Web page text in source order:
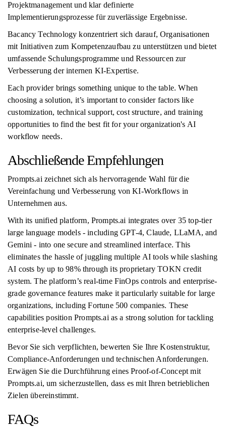
Projektmanagement und klar definierte
Implementierungsprozesse für zuverlässige Ergebnisse.
Bacancy Technology konzentriert sich darauf, Organisationen
mit Initiativen zum Kompetenzaufbau zu unterstützen und bietet
umfassende Schulungsprogramme und Ressourcen zur
Verbesserung der internen KI-Expertise.
Each provider brings something unique to the table. When
choosing a solution, it’s important to consider factors like
customization, technical support, cost structure, and training
opportunities to find the best fit for your organization's AI
workflow needs.
Abschließende Empfehlungen
Prompts.ai zeichnet sich als hervorragende Wahl für die
Vereinfachung und Verbesserung von KI-Workflows in
Unternehmen aus.
With its unified platform, Prompts.ai integrates over 35 top-tier
large language models - including GPT-4, Claude, LLaMA, and
Gemini - into one secure and streamlined interface. This
eliminates the hassle of juggling multiple AI tools while slashing
AI costs by up to 98% through its proprietary TOKN credit
system. The platform’s real-time FinOps controls and enterprise-
grade governance features make it particularly suitable for large
organizations, including Fortune 500 companies. These
capabilities position Prompts.ai as a strong solution for tackling
enterprise-level challenges.
Bevor Sie sich verpflichten, bewerten Sie Ihre Kostenstruktur,
Compliance-Anforderungen und technischen Anforderungen.
Erwägen Sie die Durchführung eines Proof-of-Concept mit
Prompts.ai, um sicherzustellen, dass es mit Ihren betrieblichen
Zielen übereinstimmt.
FAQs